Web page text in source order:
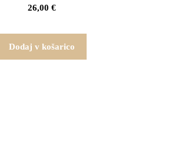
26,00€
Dodaj v košarico